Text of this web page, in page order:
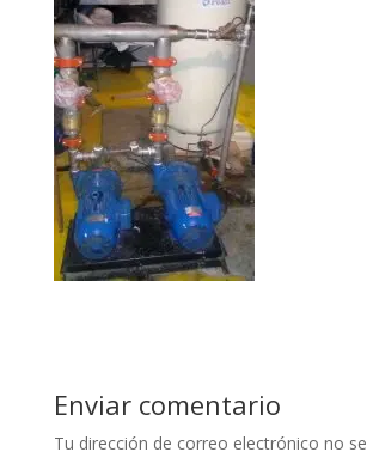
Enviar comentario
Tu dirección de correo electrónico no